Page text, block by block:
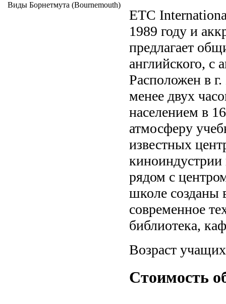
Виды Борнетмута (Bournemouth)
ETC
1989 году и
предлагает
английского, с
Расположен в
менее двух
населением в
атмосферу
известных
рядом с
школе созданы
современное
библиотека,
Возраст
Стоимость